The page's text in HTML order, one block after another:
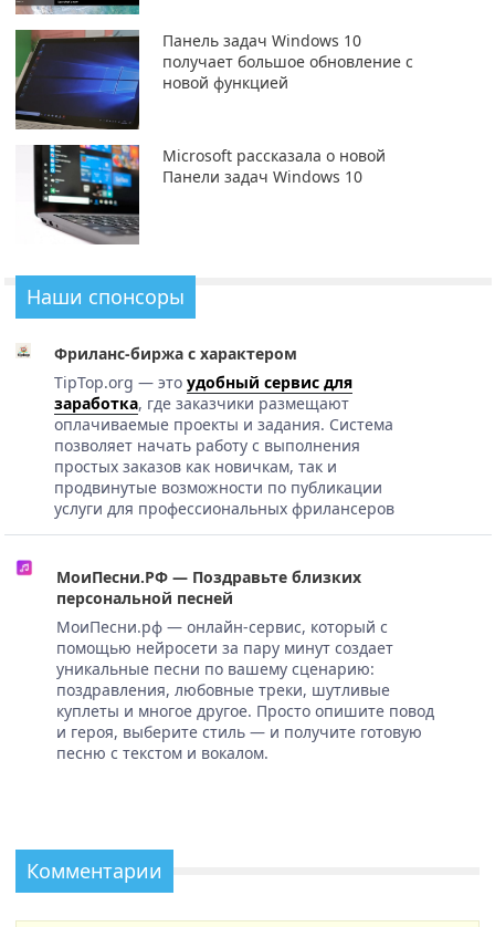
Панель задач Windows 10
получает большое обновление с
новой функцией
Microsoft рассказала о новой
Панели задач Windows 10
Наши спонсоры
Фриланс-биржа с характером
TipTop.org — это удобный сервис для
заработка, где заказчики размещают
оплачиваемые проекты и задания. Система
позволяет начать работу с выполнения
простых заказов как новичкам, так и
продвинутые возможности по публикации
услуги для профессиональных фрилансеров
МоиПесни.РФ — Поздравьте близких
персональной песней
МоиПесни.рф — онлайн-сервис, который с
помощью нейросети за пару минут создает
уникальные песни по вашему сценарию:
поздравления, любовные треки, шутливые
куплеты и многое другое. Просто опишите повод
и героя, выберите стиль — и получите готовую
песню с текстом и вокалом.
Комментарии